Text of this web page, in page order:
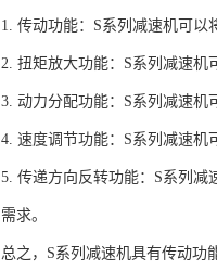
1. 传动功能：S系列减速机可以
2. 扭矩放大功能：S系列减速机
3. 动力分配功能：S系列减速机
4. 速度调节功能：S系列减速机
5. 传递方向反转功能：S系列
需求。
总之，S系列减速机具有传动功